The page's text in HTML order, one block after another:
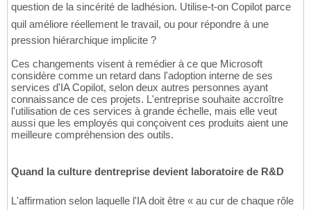
question de la sincérité de ladhésion. Utilise-t-on Copilot parce
quil améliore réellement le travail, ou pour répondre à une
pression hiérarchique implicite ?
Ces changements visent à remédier à ce que Microsoft
considère comme un retard dans l'adoption interne de ses
services d'IA Copilot, selon deux autres personnes ayant
connaissance de ces projets. L'entreprise souhaite accroître
l'utilisation de ces services à grande échelle, mais elle veut
aussi que les employés qui conçoivent ces produits aient une
meilleure compréhension des outils.
Quand la culture dentreprise devient laboratoire de R&D
L'affirmation selon laquelle l'IA doit être « au cur de chaque rôle